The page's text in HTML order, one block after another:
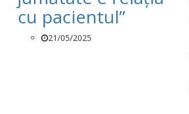
cu pacientul”
21/05/2025